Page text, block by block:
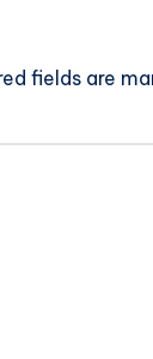
fields are